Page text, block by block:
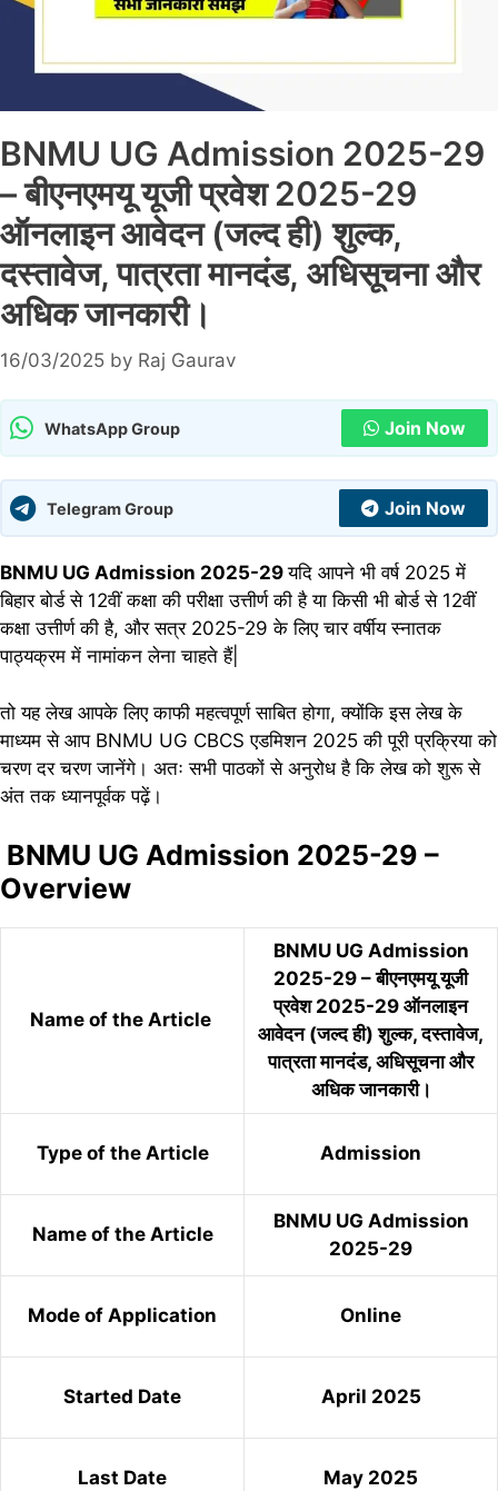
BNMU UG Admission 2025-29
– बीएनएमयू यूजी प्रवेश 2025-29
ऑनलाइन आवेदन (जल्द ही) शुल्क,
दस्तावेज, पात्रता मानदंड, अधिसूचना और
अधिक जानकारी।
16/03/2025 by Raj Gaurav
WhatsApp Group Join Now
Telegram Group Join Now
BNMU UG Admission 2025-29यदि आपने भी वर्ष 2025 में
बिहार बोर्ड से 12वीं कक्षा की परीक्षा उत्तीर्ण की है या किसी भी बोर्ड से 12वीं
कक्षा उत्तीर्ण की है, और सत्र 2025-29 के लिए चार वर्षीय स्नातक
पाठ्यक्रम में नामांकन लेना चाहते हैं|
तो यह लेख आपके लिए काफी महत्वपूर्ण साबित होगा, क्योंकि इस लेख के
माध्यम से आप BNMU UG CBCS एडमिशन 2025 की पूरी प्रक्रिया को
चरण दर चरण जानेंगे। अतः सभी पाठकों से अनुरोध है कि लेख को शुरू से
अंत तक ध्यानपूर्वक पढ़ें।
BNMU UG Admission 2025-29 –
Overview
Name of the Article
BNMU UG Admission
2025-29 – बीएनएमयू यूजी
प्रवेश 2025-29 ऑनलाइन
आवेदन (जल्द ही) शुल्क, दस्तावेज,
पात्रता मानदंड, अधिसूचना और
अधिक जानकारी।
Type of the Article Admission
Name of the Article
BNMU UG Admission
2025-29
Mode of Application Online
Started Date April 2025
Last Date May 2025